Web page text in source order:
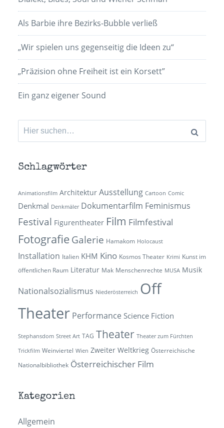
Als Barbie ihre Bezirks-Bubble verließ
„Wir spielen uns gegenseitig die Ideen zu“
„Präzision ohne Freiheit ist ein Korsett”
Ein ganz eigener Sound
Suchen
nach:
Schlagwörter
Animationsfilm Architektur Ausstellung Cartoon Comic
Denkmal Denkmäler Dokumentarfilm Feminismus
Festival Figurentheater Film Filmfestival
Fotografie Galerie Hamakom Holocaust
Installation Italien KHM Kino Kosmos Theater Krimi Kunst im
öffentlichen Raum Literatur Mak Menschenrechte MUSA Musik
Nationalsozialismus Niederösterreich Off
Theater Performance Science Fiction
Stephansdom Street Art TAG Theater Theater zum Fürchten
Trickfilm Weinviertel Wien Zweiter Weltkrieg Österreichische
Nationalbibliothek Österreichischer Film
Kategorien
Allgemein